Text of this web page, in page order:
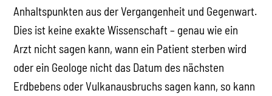
Anhaltspunkten aus der Vergangenheit und Gegenwart.
Dies ist keine exakte Wissenschaft – genau wie ein
Arzt nicht sagen kann, wann ein Patient sterben wird
oder ein Geologe nicht das Datum des nächsten
Erdbebens oder Vulkanausbruchs sagen kann, so kann